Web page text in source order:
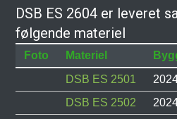
DSB ES 2604 er leveret
følgende materiel
Foto Materiel
DSB ES 2501
DSB ES 2502